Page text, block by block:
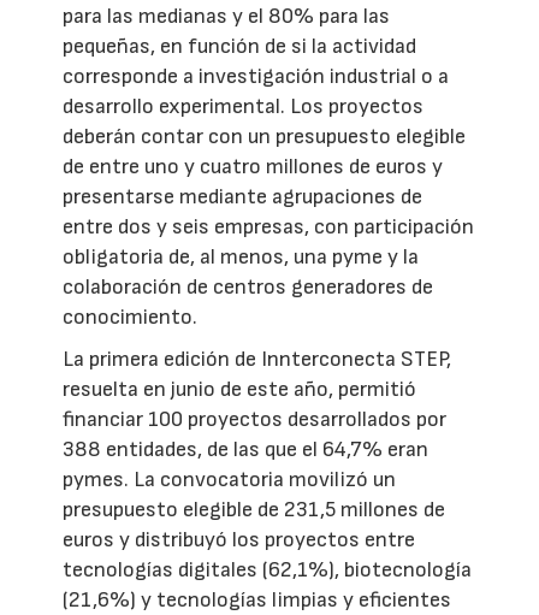
para las medianas y el 80% para las
pequeñas, en función de si la actividad
corresponde a investigación industrial o a
desarrollo experimental. Los proyectos
deberán contar con un presupuesto elegible
de entre uno y cuatro millones de euros y
presentarse mediante agrupaciones de
entre dos y seis empresas, con participación
obligatoria de, al menos, una pyme y la
colaboración de centros generadores de
conocimiento.
La primera edición de Innterconecta STEP,
resuelta en junio de este año, permitió
financiar 100 proyectos desarrollados por
388 entidades, de las que el 64,7% eran
pymes. La convocatoria movilizó un
presupuesto elegible de 231,5 millones de
euros y distribuyó los proyectos entre
tecnologías digitales (62,1%), biotecnología
(21,6%) y tecnologías limpias y eficientes